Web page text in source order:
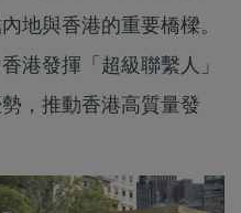
地與香港的重要橋樑。
港發揮「超級聯繫人」
，推動香港高質量發